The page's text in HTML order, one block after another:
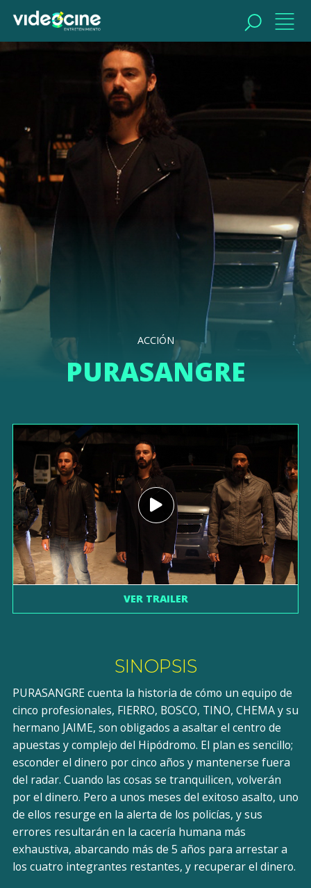
ACCIÓN
PURASANGRE
VER TRAILER
SINOPSIS
PURASANGRE cuenta la historia de cómo un equipo de
cinco profesionales, FIERRO, BOSCO, TINO, CHEMA y su
hermano JAIME, son obligados a asaltar el centro de
apuestas y complejo del Hipódromo. El plan es sencillo;
esconder el dinero por cinco años y mantenerse fuera
del radar. Cuando las cosas se tranquilicen, volverán
por el dinero. Pero a unos meses del exitoso asalto, uno
de ellos resurge en la alerta de los policías, y sus
errores resultarán en la cacería humana más
exhaustiva, abarcando más de 5 años para arrestar a
los cuatro integrantes restantes, y recuperar el dinero.